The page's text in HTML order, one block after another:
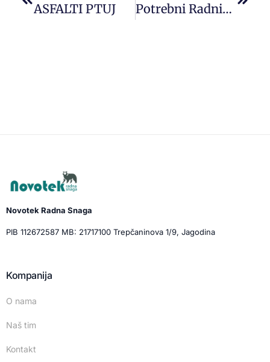
ASFALTI PTUJ Potrebni Radnici/radnice Za Rad U Marketu
Novotek Radna Snaga
PIB 112672587 MB: 21717100 Trepčaninova 1/9, Jagodina
Kompanija
O nama
Naš tim
Kontakt